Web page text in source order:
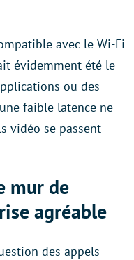
avec le Wi-Fi
évidemment été le
ou des
faible latence ne
vidéo se passent
mur de
agréable
des appels